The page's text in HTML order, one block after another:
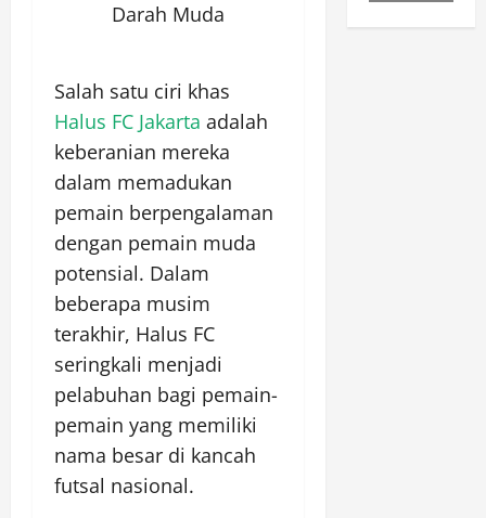
Darah Muda
Salah satu ciri khas
Halus FC Jakarta adalah
keberanian mereka
dalam memadukan
pemain berpengalaman
dengan pemain muda
potensial. Dalam
beberapa musim
terakhir, Halus FC
seringkali menjadi
pelabuhan bagi pemain-
pemain yang memiliki
nama besar di kancah
futsal nasional.